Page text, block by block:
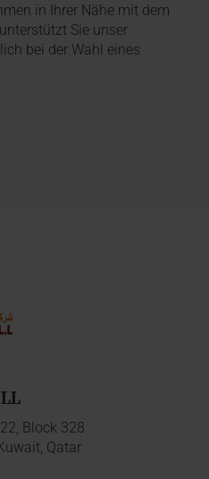
in Ihrer Nähe mit dem
Sie unser
bei der Wahl eines
Block 328
Qatar